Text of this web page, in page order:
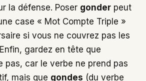
la défense. Poser gonder peut
case « Mot Compte Triple »
si vous ne couvrez pas les
gardez en tête que
pas, car le verbe ne prend pas
mais que gondes (du verbe